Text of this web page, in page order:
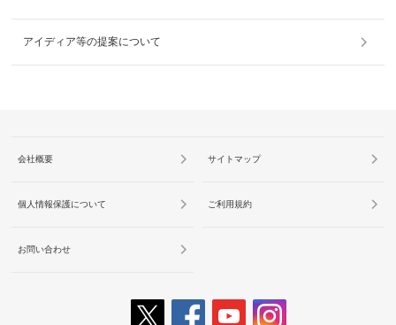
アイディア等の提案について
会社概要 サイトマップ
個人情報保護について ご利用規約
お問い合わせ